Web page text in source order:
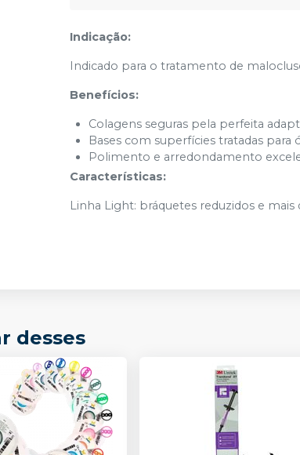
Indicação:
Indicado para o tratamento de
Benefícios:
Colagens seguras pela perfeita
Bases com superfícies tratadas para
Polimento e arredondamento
Características:
Linha Light: bráquetes reduzidos e
desses